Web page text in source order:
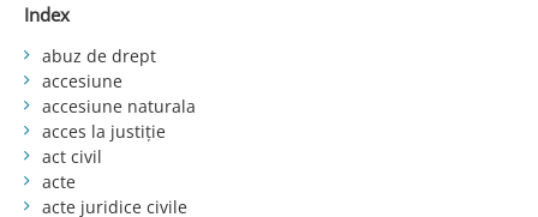
Index
abuz de drept
accesiune
accesiune naturala
acces la justiție
act civil
acte
acte juridice civile